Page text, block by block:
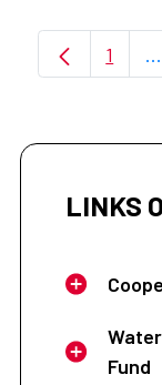
Page
1 ...
LINKS
Fund